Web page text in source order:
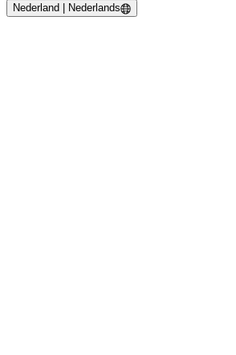
Nederland | Nederlands